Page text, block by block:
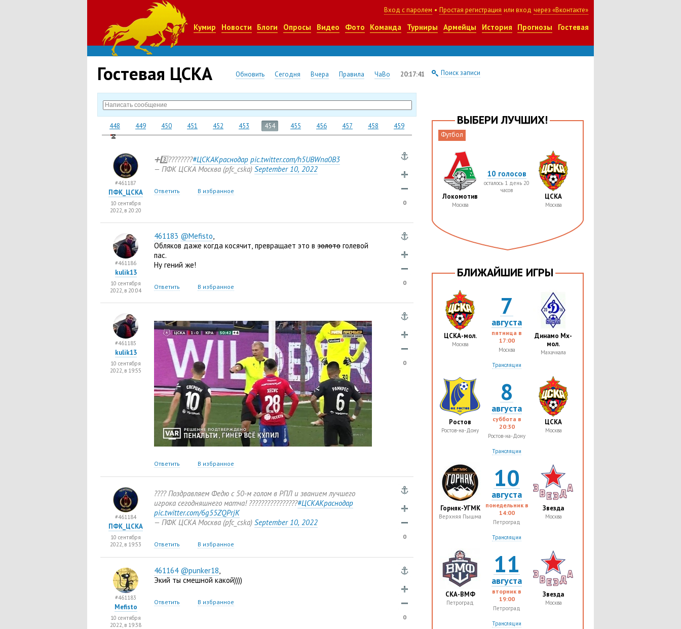
Вход с паролем • Простая регистрация или вход через «Вконтакте»
Кумир Новости Блоги Опросы Видео Фото Команда Турниры Армейцы История Прогнозы Гостевая
Гостевая ЦСКА Обновить Сегодня Вчера Правила ЧаВо 20:17:41 Поиск записи
448 449 450 451 452 453 454 455 456 457 458 459
➕3️⃣????????#ЦСКАКраснодар pic.twitter.com/h5UBWna0B3
— ПФК ЦСКА Москва (pfc_cska) September 10, 2022
Ответить В избранное
#461187
ПФК_ЦСКА
10 сентября
2022, в 20:20
0
461183 @Mefisto,
Обляков даже когда косячит, превращает это в золото голевой
пас.
Ну гений же!
Ответить В избранное
#461186
kulik13
10 сентября
2022, в 20:04
0
Ответить В избранное
#461185
kulik13
10 сентября
2022, в 19:55
0
???? Поздравляем Федю с 50-м голом в РПЛ и званием лучшего
игрока сегодняшнего матча! ????????????????#ЦСКАКраснодар
pic.twitter.com/6g55ZQPrjK
— ПФК ЦСКА Москва (pfc_cska) September 10, 2022
Ответить В избранное
#461184
ПФК_ЦСКА
10 сентября
2022, в 19:53
0
461164 @punker18,
Экий ты смешной какой))))
Ответить В избранное
#461183
Mefisto
10 сентября
2022, в 19:38
0
ВЫБЕРИ ЛУЧШИХ!
Футбол
Локомотив
Москва
10 голосов
осталось 1 день 20
часов
ЦСКА
Москва
БЛИЖАЙШИЕ ИГРЫ
ЦСКА-мол.
Москва
7
августа
пятница в
17:00
Москва
Трансляции
Динамо Мх-
мол.
Махачкала
Ростов
Ростов-на-Дону
8
августа
суббота в
20:30
Ростов-на-Дону
Трансляции
ЦСКА
Москва
Горняк-УГМК
Верхняя Пышма
10
августа
понедельник в
14:00
Петроград
Трансляции
Звезда
Москва
СКА-ВМФ
Петроград
11
августа
вторник в
19:00
Петроград
Трансляции
Звезда
Москва